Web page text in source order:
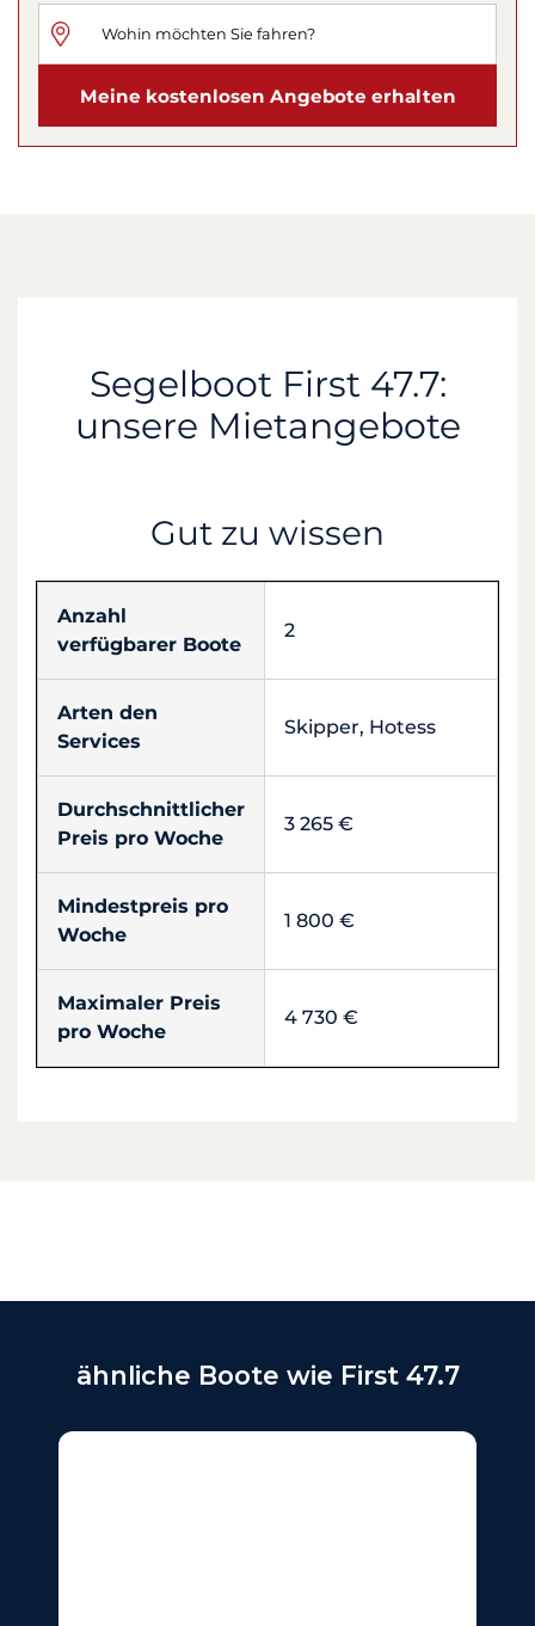
Meine kostenlosen Angebote erhalten
Segelboot First 47.7:
unsere Mietangebote
Gut zu wissen
Anzahl
verfügbarer Boote
2
Arten den
Services
Skipper, Hotess
Durchschnittlicher
Preis pro Woche
3 265 €
Mindestpreis pro
Woche
1 800 €
Maximaler Preis
pro Woche
4 730 €
ähnliche Boote wie First 47.7